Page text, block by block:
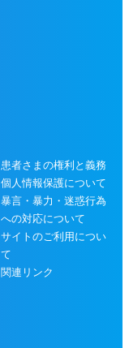
患者さまの権利と義務
個人情報保護について
暴言・暴力・迷惑行為
への対応について
サイトのご利用につい
て
関連リンク